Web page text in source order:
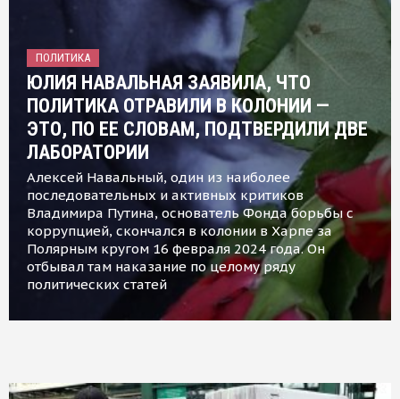
ПОЛИТИКА
ЮЛИЯ НАВАЛЬНАЯ ЗАЯВИЛА, ЧТО
ПОЛИТИКА ОТРАВИЛИ В КОЛОНИИ —
ЭТО, ПО ЕЕ СЛОВАМ, ПОДТВЕРДИЛИ ДВЕ
ЛАБОРАТОРИИ
Алексей Навальный, один из наиболее
последовательных и активных критиков
Владимира Путина, основатель Фонда борьбы с
коррупцией, скончался в колонии в Харпе за
Полярным кругом 16 февраля 2024 года. Он
отбывал там наказание по целому ряду
политических статей